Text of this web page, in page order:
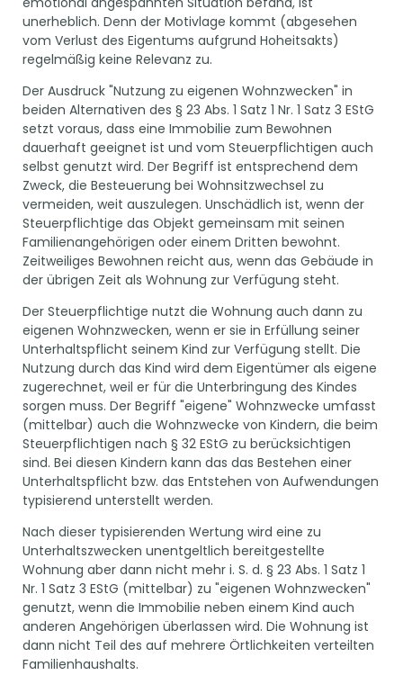
unerheblich. Denn der Motivlage kommt (abgesehen
vom Verlust des Eigentums aufgrund Hoheitsakts)
regelmäßig keine Relevanz zu.
Der Ausdruck "Nutzung zu eigenen Wohnzwecken" in
beiden Alternativen des § 23 Abs. 1 Satz 1 Nr. 1 Satz 3 EStG
setzt voraus, dass eine Immobilie zum Bewohnen
dauerhaft geeignet ist und vom Steuerpflichtigen auch
selbst genutzt wird. Der Begriff ist entsprechend dem
Zweck, die Besteuerung bei Wohnsitzwechsel zu
vermeiden, weit auszulegen. Unschädlich ist, wenn der
Steuerpflichtige das Objekt gemeinsam mit seinen
Familienangehörigen oder einem Dritten bewohnt.
Zeitweiliges Bewohnen reicht aus, wenn das Gebäude in
der übrigen Zeit als Wohnung zur Verfügung steht.
Der Steuerpflichtige nutzt die Wohnung auch dann zu
eigenen Wohnzwecken, wenn er sie in Erfüllung seiner
Unterhaltspflicht seinem Kind zur Verfügung stellt. Die
Nutzung durch das Kind wird dem Eigentümer als eigene
zugerechnet, weil er für die Unterbringung des Kindes
sorgen muss. Der Begriff "eigene" Wohnzwecke umfasst
(mittelbar) auch die Wohnzwecke von Kindern, die beim
Steuerpflichtigen nach § 32 EStG zu berücksichtigen
sind. Bei diesen Kindern kann das das Bestehen einer
Unterhaltspflicht bzw. das Entstehen von Aufwendungen
typisierend unterstellt werden.
Nach dieser typisierenden Wertung wird eine zu
Unterhaltszwecken unentgeltlich bereitgestellte
Wohnung aber dann nicht mehr i. S. d. § 23 Abs. 1 Satz 1
Nr. 1 Satz 3 EStG (mittelbar) zu "eigenen Wohnzwecken"
genutzt, wenn die Immobilie neben einem Kind auch
anderen Angehörigen überlassen wird. Die Wohnung ist
dann nicht Teil des auf mehrere Örtlichkeiten verteilten
Familienhaushalts.